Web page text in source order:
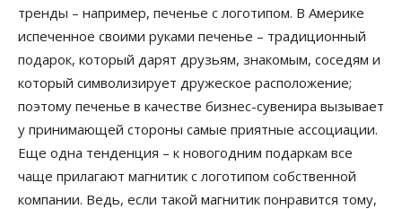
тренды – например, печенье с логотипом. В Америке
испеченное своими руками печенье – традиционный
подарок, который дарят друзьям, знакомым, соседям и
который символизирует дружеское расположение;
поэтому печенье в качестве бизнес-сувенира вызывает
у принимающей стороны самые приятные ассоциации.
Еще одна тенденция – к новогодним подаркам все
чаще прилагают магнитик с логотипом собственной
компании. Ведь, если такой магнитик понравится тому,